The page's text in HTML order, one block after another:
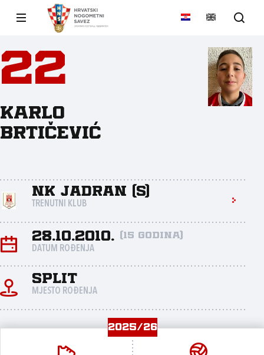
22
Karlo
Brtičević
NK Jadran (S)
TRENUTNI KLUB
28.10.2010. (15 godina)
DATUM ROĐENJA
Split
MJESTO ROĐENJA
2025/26